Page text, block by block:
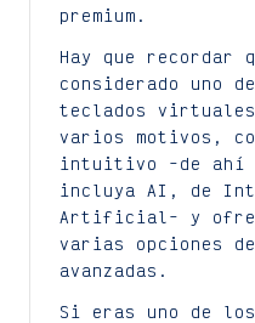
premium.
Hay que recordar
considerado uno
teclados
varios motivos,
intuitivo -de ahí
incluya AI, de
Artificial- y
varias opciones
avanzadas.
Si eras uno de